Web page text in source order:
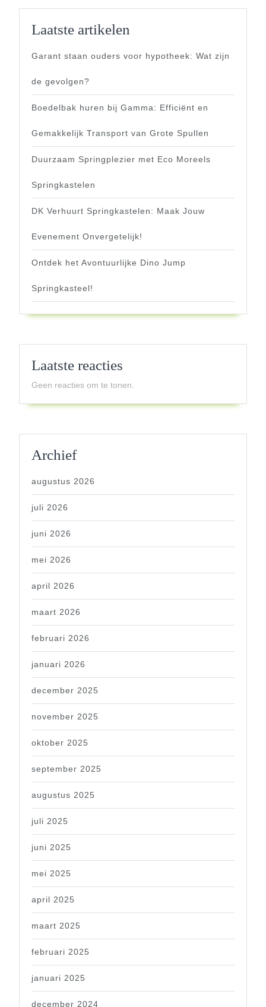
Laatste artikelen
Garant staan ouders voor hypotheek: Wat zijn
de gevolgen?
Boedelbak huren bij Gamma: Efficiënt en
Gemakkelijk Transport van Grote Spullen
Duurzaam Springplezier met Eco Moreels
Springkastelen
DK Verhuurt Springkastelen: Maak Jouw
Evenement Onvergetelijk!
Ontdek het Avontuurlijke Dino Jump
Springkasteel!
Laatste reacties
Geen reacties om te tonen.
Archief
augustus 2026
juli 2026
juni 2026
mei 2026
april 2026
maart 2026
februari 2026
januari 2026
december 2025
november 2025
oktober 2025
september 2025
augustus 2025
juli 2025
juni 2025
mei 2025
april 2025
maart 2025
februari 2025
januari 2025
december 2024